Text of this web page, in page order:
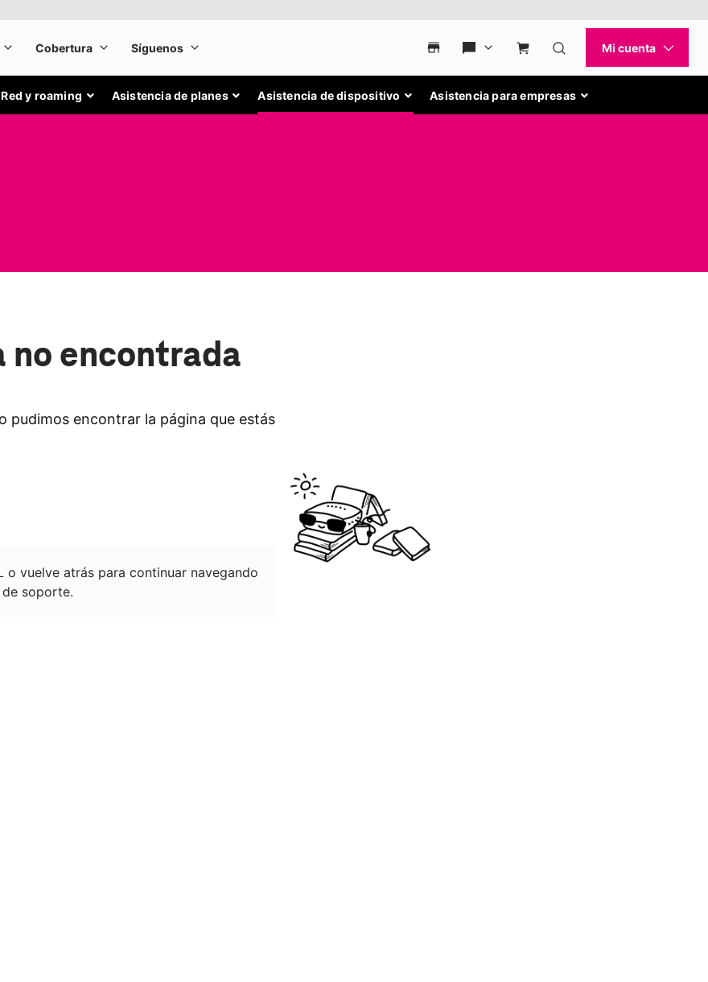
Red y roaming Asistencia de planes Asistencia de dispositivo Asistencia para empresas